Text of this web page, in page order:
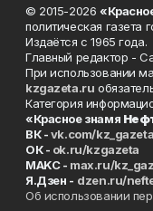
© 2015-2026
политическая газета
Издаётся с 1965 года.
Главный редактор -
При использовании
kzgazeta.ru
Категория
«Красное знамя
ВК -vk.com/kz_gazeta
ОК - ok.ru/kzgazeta
MAKC - max.ru/
Я.Дзен - dzen.ru/
Об использовании